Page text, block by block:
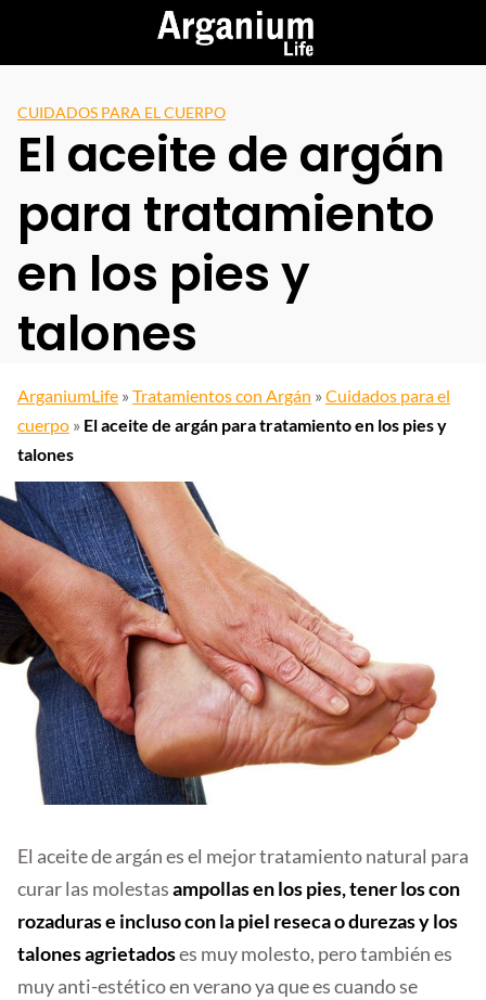
contenido
CUIDADOS PARA EL CUERPO
El aceite de argán
para tratamiento
en los pies y
talones
ArganiumLife » Tratamientos con Argán » Cuidados para el
cuerpo » El aceite de argán para tratamiento en los pies y
talones
El aceite de argán es el mejor tratamiento natural para
curar las molestasampollas en los pies, tener los con
rozaduras e incluso con la piel reseca o durezas y los
talones agrietadoses muy molesto, pero también es
muy anti-estético en verano ya que es cuando se